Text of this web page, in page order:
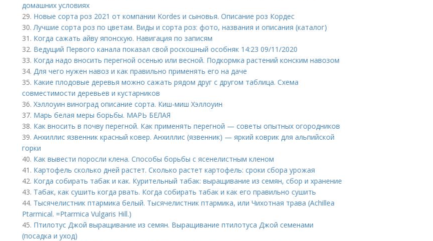
домашних условиях
29. Новые сорта роз 2021 от компании Kordes и сыновья. Описание роз Кордес
30.Лучшие сорта роз по цветам. Виды и сорта роз: фото, названия и описания (каталог)
31. Когда сажать айву японскую. Навигация по записям
32. Ведущий Первого канала показал свой роскошный особняк 14:23 09/11/2020
33. Когда надо вносить перегной осенью или весной. Подкормка растений конским навозом
34. Для чего нужен навоз и как правильно применять его на даче
35. Какие плодовые деревья можно сажать рядом друг с другом таблица. Схема
совместимости деревьев и кустарников
36. Хэллоуин виноград описание сорта. Киш-миш Хэллоуин
37. Марь белая меры борьбы. МАРЬ БЕЛАЯ
38. Как вносить в почву перегной. Как применять перегной — советы опытных огородников
39. Анхиллис язвенник красный ковер. Анхиллис (язвенник) — яркий коврик для альпийской
горки
40. Как вывести поросли клена. Способы борьбы с ясенелистным кленом
41. Картофель сколько дней растет. Сколько растет картофель: сроки сбора урожая
42. Когда собирать табак и как. Курительный табак: выращивание из семян, сбор и хранение
43. Табак, как сушить когда рвать. Когда собирать табак и как его правильно сушить
44. Тысячелистник птармика белый. Тысячелистник птармика, или Чихотная трава (Achillea
Ptarmical. =Ptarmica Vulgaris Hill.)
45. Птилотус Джой выращивание из семян. Выращивание птилотуса Джой семенами
(посадка и уход)